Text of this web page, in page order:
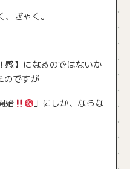
ぎゃく。
感】になるのではないか
のですが
始
」にしか、ならな